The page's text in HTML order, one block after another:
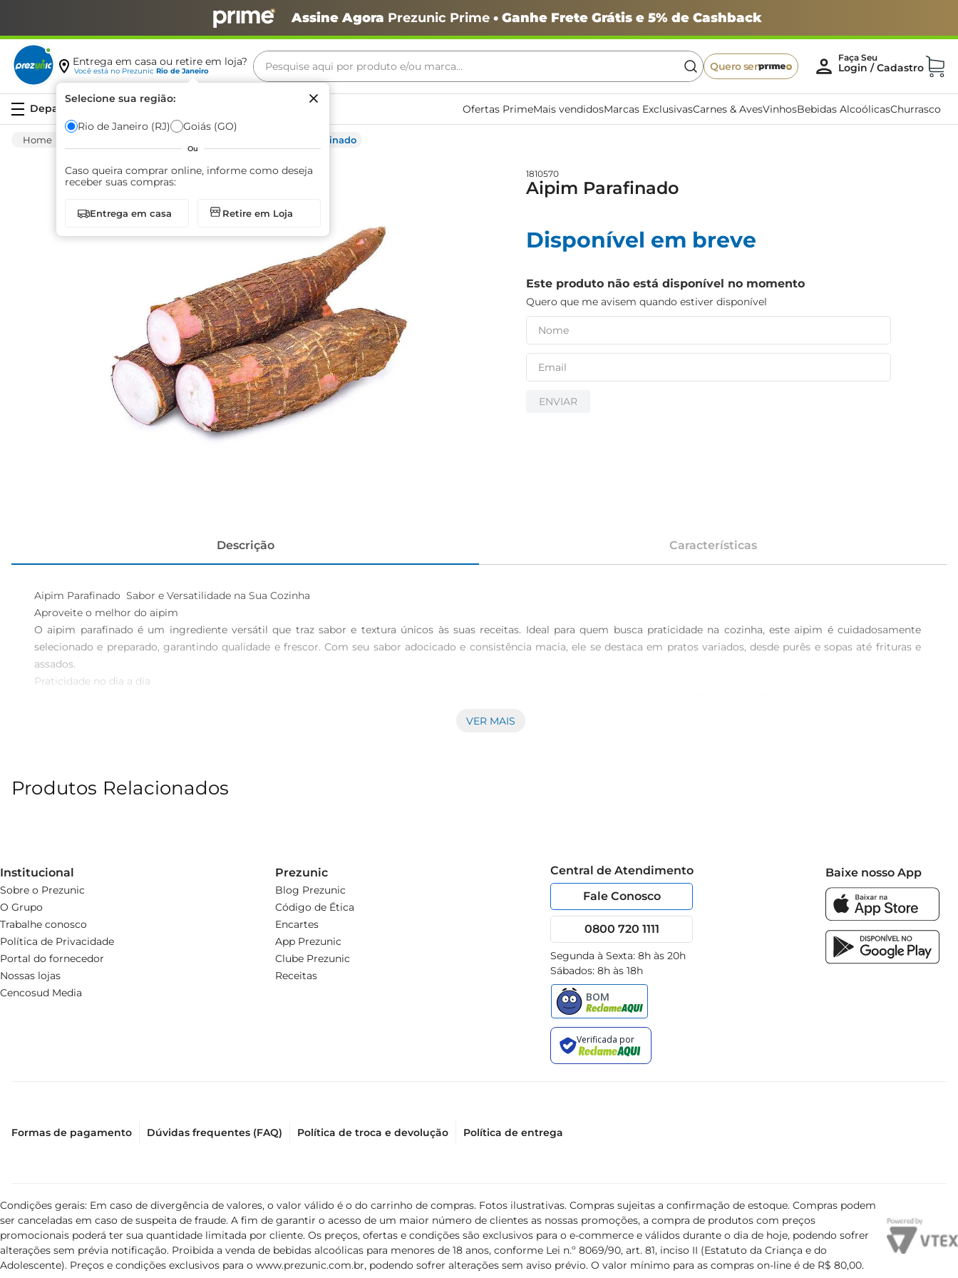
Assine Agora Prezunic Prime• Ganhe Frete Grátis e 5% de Cashback
Entrega em casa ou retire em loja?
Você está no Prezunic Rio de Janeiro
Selecione sua região:
Rio de Janeiro (RJ) Goiás (GO)
Ou
Caso queira comprar online, informe como deseja
receber suas compras:
Entrega em casa Retire em Loja
Pesquise aqui por produto e/ou marca...
Quero ser
Ofertas PrimeMais vendidosMarcas ExclusivasCarnes & AvesVinhosBebidas AlcoólicasChurrasco
Aipim Parafinado
1810570
Aipim Parafinado
Disponível em breve
Este produto não está disponível no momento
Quero que me avisem quando estiver disponível
ENVIAR
Descrição Características
Aipim Parafinado  Sabor e Versatilidade na Sua Cozinha
Aproveite o melhor do aipim
O aipim parafinado é um ingrediente versátil que traz sabor e textura únicos às suas receitas. Ideal para quem busca praticidade na cozinha, este aipim é cuidadosamente
selecionado e preparado, garantindo qualidade e frescor. Com seu sabor adocicado e consistência macia, ele se destaca em pratos variados, desde purês e sopas até frituras e
assados.
Praticidade no dia a dia
ser armazenado de maneira prática, facilitando o seu uso em qualquer momento. Seja para um almoço em família ou um jantar especial, ele é a escolha ideal para incrementar
uma ótima opção para quem buscauma alimentação equilibrada. Incorporar o aipim na sua dieta é uma maneira de diversificar suas refeições e aproveitar todos os seus
VER MAIS
Produtos Relacionados
Institucional
Sobre o Prezunic
O Grupo
Trabalhe conosco
Política de Privacidade
Portal do fornecedor
Nossas lojas
Cencosud Media
Prezunic
Blog Prezunic
Código de Ética
Encartes
App Prezunic
Clube Prezunic
Receitas
Central de Atendimento
Fale Conosco
0800 720 1111
Segunda à Sexta: 8h às 20h
Sábados: 8h às 18h
Baixe nosso App
Formas de pagamento Dúvidas frequentes (FAQ) Política de troca e devolução Política de entrega
Condições gerais: Em caso de divergência de valores, o valor válido é o do carrinho de compras. Fotos ilustrativas. Compras sujeitas a confirmação de estoque. Compras podem
ser canceladas em caso de suspeita de fraude. A fim de garantir o acesso de um maior número de clientes as nossas promoções, a compra de produtos com preços
promocionais poderá ter sua quantidade limitada por cliente. Os preços, ofertas e condições são exclusivos para o e-commerce e válidos durante o dia de hoje, podendo sofrer
alterações sem prévia notificação. Proibida a venda de bebidas alcoólicas para menores de 18 anos, conforme Lei n.º 8069/90, art. 81, inciso II (Estatuto da Criança e do
Adolescente). Preços e condições exclusivos para o www.prezunic.com.br, podendo sofrer alterações sem aviso prévio. O valor mínimo para as compras on-line é de R$ 80,00.
Termos mais buscados
café
arroz
azeite
iogurte
papel higiênico
cerveja